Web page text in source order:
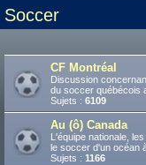
Soccer
CF Montréal
Discussion
du soccer québécois
Sujets : 6109
Au (ô) Canada
L'équipe nationale,
le soccer d'un océan
Sujets : 1166